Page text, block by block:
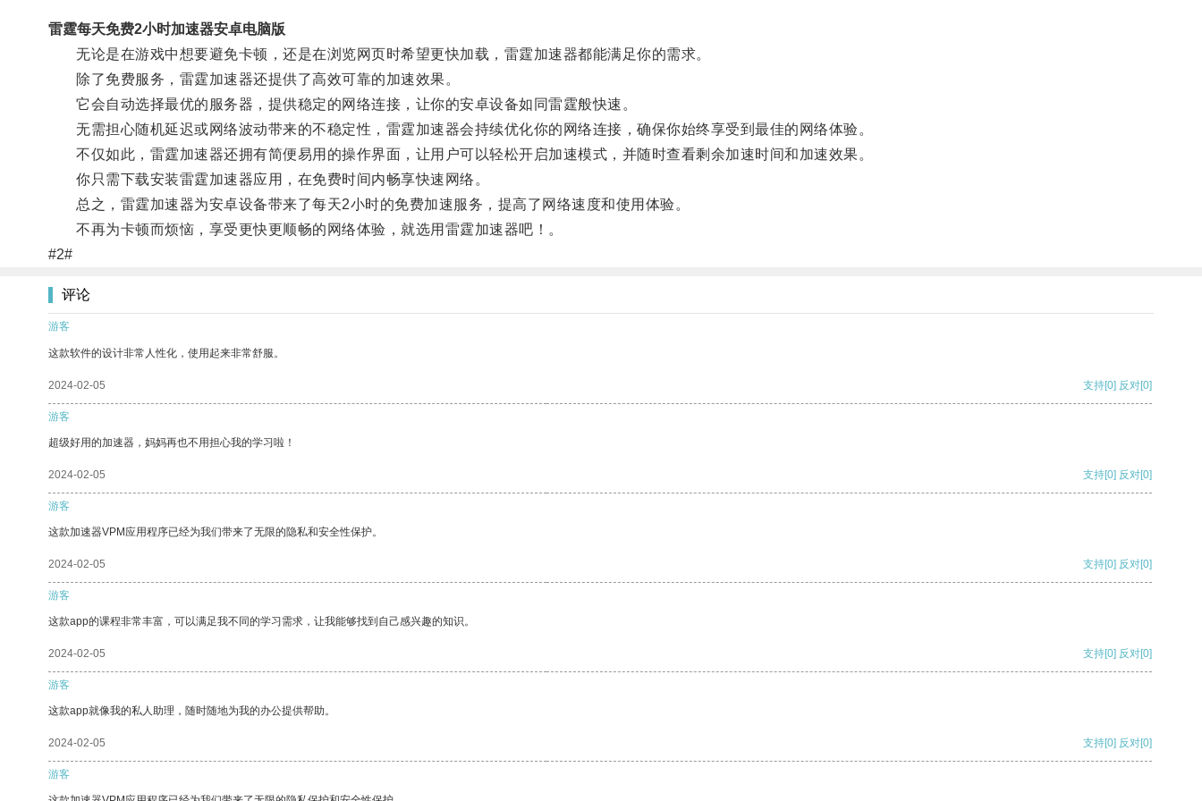
雷霆每天免费2小时加速器安卓电脑版
无论是在游戏中想要避免卡顿，还是在浏览网页时希望更快加载，雷霆加速器都能满足你的需求。
除了免费服务，雷霆加速器还提供了高效可靠的加速效果。
它会自动选择最优的服务器，提供稳定的网络连接，让你的安卓设备如同雷霆般快速。
无需担心随机延迟或网络波动带来的不稳定性，雷霆加速器会持续优化你的网络连接，确保你始终享受到最佳的网络体验。
不仅如此，雷霆加速器还拥有简便易用的操作界面，让用户可以轻松开启加速模式，并随时查看剩余加速时间和加速效果。
你只需下载安装雷霆加速器应用，在免费时间内畅享快速网络。
总之，雷霆加速器为安卓设备带来了每天2小时的免费加速服务，提高了网络速度和使用体验。
不再为卡顿而烦恼，享受更快更顺畅的网络体验，就选用雷霆加速器吧！。
#2#
评论
游客
这款软件的设计非常人性化，使用起来非常舒服。
2024-02-05 支持[0] 反对[0]
游客
超级好用的加速器，妈妈再也不用担心我的学习啦！
2024-02-05 支持[0] 反对[0]
游客
这款加速器VPM应用程序已经为我们带来了无限的隐私和安全性保护。
2024-02-05 支持[0] 反对[0]
游客
这款app的课程非常丰富，可以满足我不同的学习需求，让我能够找到自己感兴趣的知识。
2024-02-05 支持[0] 反对[0]
游客
这款app就像我的私人助理，随时随地为我的办公提供帮助。
2024-02-05 支持[0] 反对[0]
游客